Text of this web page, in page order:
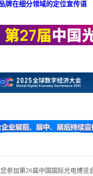
牌在细分领域的定位宣传语
参加第26届中国国际光电博览